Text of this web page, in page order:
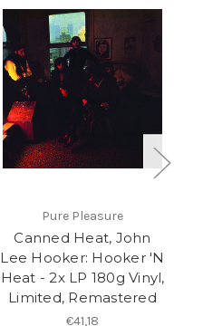
Pure Pleasure
Canned Heat, John
Lee Hooker: Hooker 'N
Heat - 2x LP 180g Vinyl,
Limited, Remastered
€41,18